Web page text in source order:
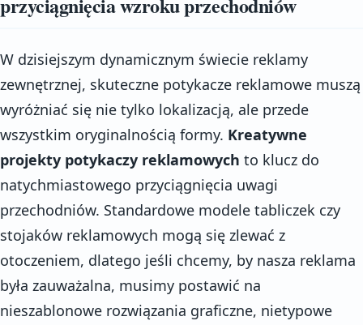
W dzisiejszym dynamicznym świecie reklamy
zewnętrznej, skuteczne potykacze reklamowe muszą
wyróżniać się nie tylko lokalizacją, ale przede
wszystkim oryginalnością formy. Kreatywne
projekty potykaczy reklamowych to klucz do
natychmiastowego przyciągnięcia uwagi
przechodniów. Standardowe modele tabliczek czy
stojaków reklamowych mogą się zlewać z
otoczeniem, dlatego jeśli chcemy, by nasza reklama
była zauważalna, musimy postawić na
nieszablonowe rozwiązania graficzne, nietypowe